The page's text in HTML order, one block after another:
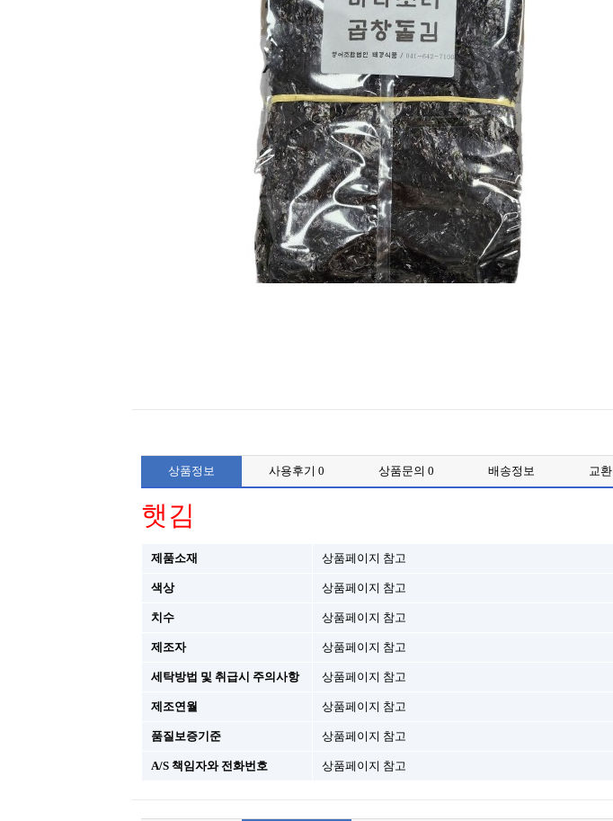
상품정보 사용후기 0 상품문의 0 배송정보 교
햇김
제품소재 상품페이지 참고
색상 상품페이지 참고
치수 상품페이지 참고
제조자 상품페이지 참고
세탁방법 및 취급시 주의사항 상품페이지 참고
제조연월 상품페이지 참고
품질보증기준 상품페이지 참고
A/S 책임자와 전화번호 상품페이지 참고